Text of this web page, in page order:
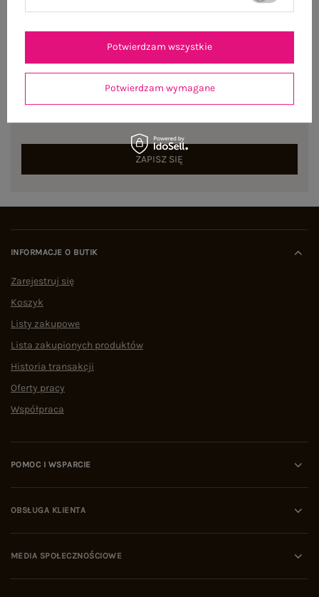
NEWSLETTER
Zapisz się do naszego newslettera i otrzymaj 15% zniżki na
ZAPISZ SIĘ
INFORMACJE O BUTIK
Zarejestruj się
Koszyk
Listy zakupowe
Lista zakupionych produktów
Historia transakcji
Oferty pracy
Współpraca
POMOC I WSPARCIE
OBSŁUGA KLIENTA
MEDIA SPOŁECZNOŚCIOWE
Potwierdzam wymagane
Potwierdzam wszystkie